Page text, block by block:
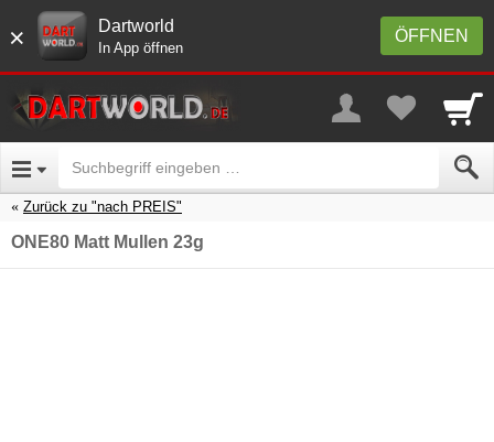
× ÖFFNEN
Dartworld
In App öffnen
Zurück zu "nach PREIS"
ONE80 Matt Mullen 23g